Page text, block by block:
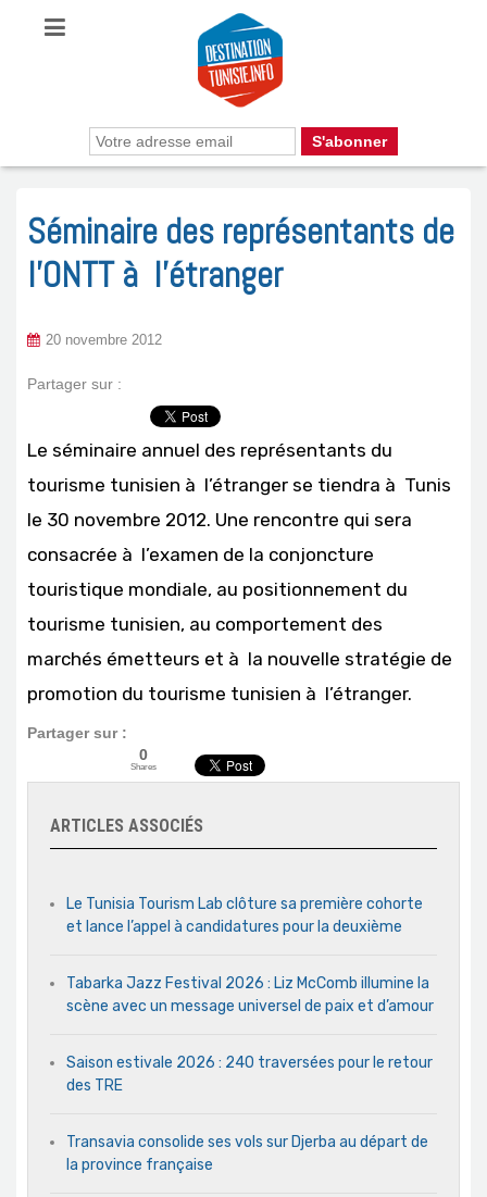
Séminaire des représentants de
l’ONTT à l’étranger
20 novembre 2012
Partager sur :
Le séminaire annuel des représentants du
tourisme tunisien à l’étranger se tiendra à Tunis
le 30 novembre 2012. Une rencontre qui sera
consacrée à l’examen de la conjoncture
touristique mondiale, au positionnement du
tourisme tunisien, au comportement des
marchés émetteurs et à la nouvelle stratégie de
promotion du tourisme tunisien à l’étranger.
Partager sur :
0
Shares
ARTICLES ASSOCIÉS
Le Tunisia Tourism Lab clôture sa première cohorte
et lance l’appel à candidatures pour la deuxième
Tabarka Jazz Festival 2026 : Liz McComb illumine la
scène avec un message universel de paix et d’amour
Saison estivale 2026 : 240 traversées pour le retour
des TRE
Transavia consolide ses vols sur Djerba au départ de
la province française